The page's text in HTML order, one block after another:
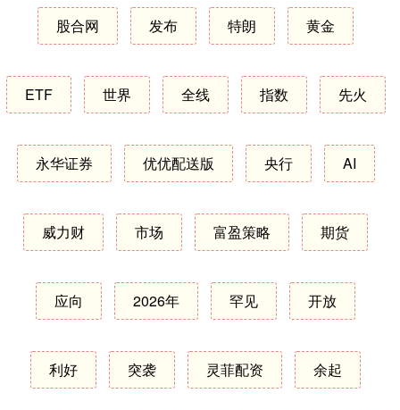
股合网 发布 特朗 黄金
ETF 世界 全线 指数 先火
永华证券 优优配送版 央行 AI
威力财 市场 富盈策略 期货
应向 2026年 罕见 开放
利好 突袭 灵菲配资 余起